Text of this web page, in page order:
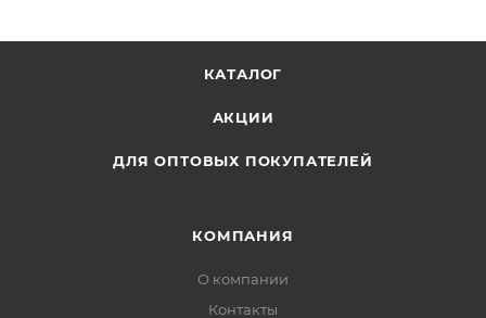
КАТАЛОГ
АКЦИИ
ДЛЯ ОПТОВЫХ ПОКУПАТЕЛЕЙ
КОМПАНИЯ
О компании
Контакты